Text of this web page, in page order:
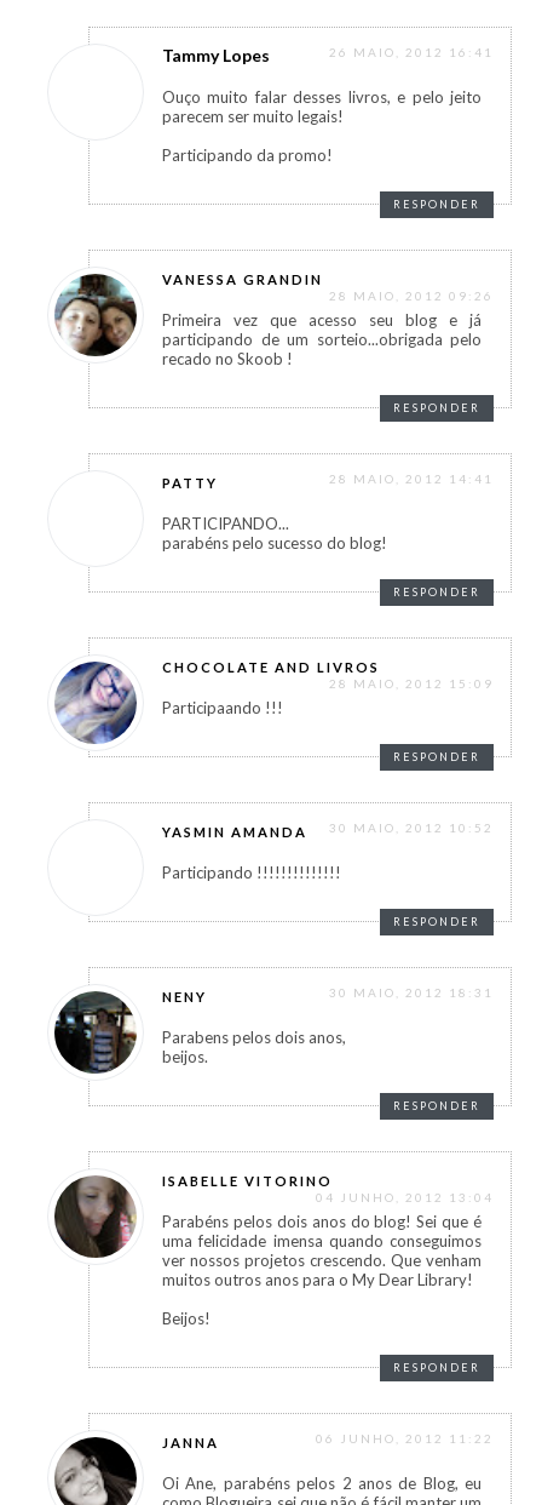
Tammy Lopes 26 MAIO, 2012 16:41
Ouço muito falar desses livros, e pelo jeito
parecem ser muito legais!
Participando da promo!
RESPONDER
VANESSA GRANDIN
28 MAIO, 2012 09:26
Primeira vez que acesso seu blog e já
participando de um sorteio...obrigada pelo
recado no Skoob !
RESPONDER
PATTY 28 MAIO, 2012 14:41
PARTICIPANDO...
parabéns pelo sucesso do blog!
RESPONDER
CHOCOLATE AND LIVROS
28 MAIO, 2012 15:09
Participaando !!!
RESPONDER
YASMIN AMANDA 30 MAIO, 2012 10:52
Participando !!!!!!!!!!!!!!
RESPONDER
NENY 30 MAIO, 2012 18:31
Parabens pelos dois anos,
beijos.
RESPONDER
ISABELLE VITORINO
04 JUNHO, 2012 13:04
Parabéns pelos dois anos do blog! Sei que é
uma felicidade imensa quando conseguimos
ver nossos projetos crescendo. Que venham
muitos outros anos para o My Dear Library!
Beijos!
RESPONDER
JANNA 06 JUNHO, 2012 11:22
Oi Ane, parabéns pelos 2 anos de Blog, eu